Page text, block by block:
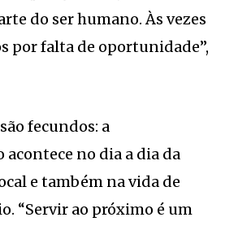
do ser humano. Às vezes
por falta de oportunidade”,
fecundos: a
no dia a dia da
e também na vida de
“Servir ao próximo é um